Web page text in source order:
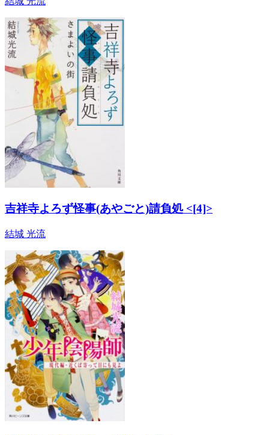
吉祥寺よろず怪事(あやごと)請負処 <[4]>
結城 光流